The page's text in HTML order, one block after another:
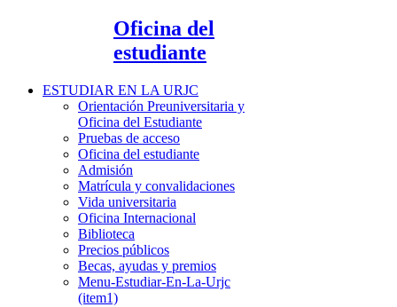
Oficina del
estudiante
ESTUDIAR EN LA URJC
Orientación Preuniversitaria y
Oficina del Estudiante
Pruebas de acceso
Oficina del estudiante
Admisión
Matrícula y convalidaciones
Vida universitaria
Oficina Internacional
Biblioteca
Precios públicos
Becas, ayudas y premios
Menu-Estudiar-En-La-Urjc
(item1)